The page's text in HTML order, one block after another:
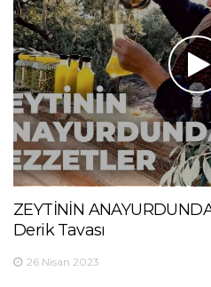
ZEYTİNİN
Derik Tavası
26 Nisan 2023